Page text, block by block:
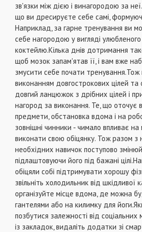
зв'язки між дією і винагородою за
що ви дресируєте себе самі,
Наприклад, за гарне тренування ви
себе нагородою у вигляді
коктейлю.Кілька днів дотримання
щоб мозок запам'ятав її, і вам вже
змусити себе почати тренування.Тож
виконанням довгострокових цілей та
довгий ланцюжок з дрібних цілей і
нагород за виконання. Те, що оточує
предмети, обстановка вдома і на
зовнішні чинники - чимало впливає на
виконати свою обіцянку. Тож разом з
необхідних навичок поступово
підлаштовуючи його під бажані
обіцяли собі підтримувати хорошу
звільніть холодильник від шкідливої
організуйте місце вдома, де можна
гантелями або на килимку для
позбутися залежності від соціальних
із закладок, видаліть додатки зі